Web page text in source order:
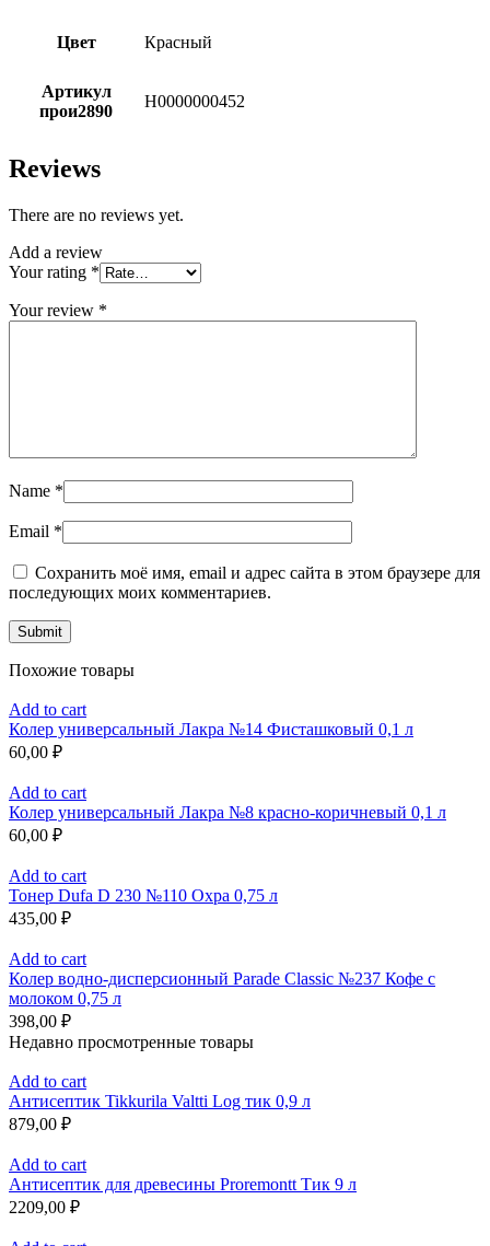
Цвет Красный
Артикул
прои2890
Н0000000452
Reviews
There are no reviews yet.
Add a review
Your rating *
Your review *
Name *
Email *
Сохранить моё имя, email и адрес сайта в этом браузере для
последующих моих комментариев.
Похожие товары
Add to cart
Колер универсальный Лакра №14 Фисташковый 0,1 л
60,00 ₽
Add to cart
Колер универсальный Лакра №8 красно-коричневый 0,1 л
60,00 ₽
Add to cart
Тонер Dufa D 230 №110 Охра 0,75 л
435,00 ₽
Add to cart
Колер водно-дисперсионный Parade Classic №237 Кофе с
молоком 0,75 л
398,00 ₽
Недавно просмотренные товары
Add to cart
Антисептик Tikkurila Valtti Log тик 0,9 л
879,00 ₽
Add to cart
Антисептик для древесины Proremontt Тик 9 л
2209,00 ₽